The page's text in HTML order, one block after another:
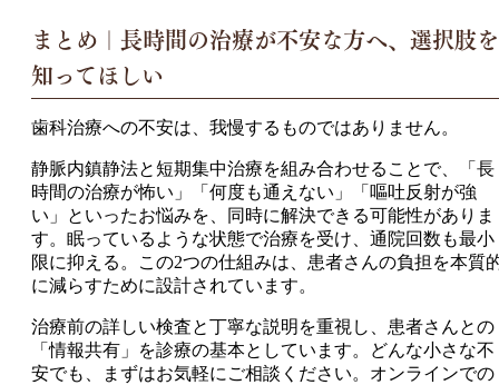
まとめ｜長時間の治療が不安な方へ、選択肢を
知ってほしい
歯科治療への不安は、我慢するものではありません。
静脈内鎮静法と短期集中治療を組み合わせることで、「長
時間の治療が怖い」「何度も通えない」「嘔吐反射が強
い」といったお悩みを、同時に解決できる可能性がありま
す。眠っているような状態で治療を受け、通院回数も最小
限に抑える。この2つの仕組みは、患者さんの負担を本質
に減らすために設計されています。
治療前の詳しい検査と丁寧な説明を重視し、患者さんとの
「情報共有」を診療の基本としています。どんな小さな不
安でも、まずはお気軽にご相談ください。オンラインでの